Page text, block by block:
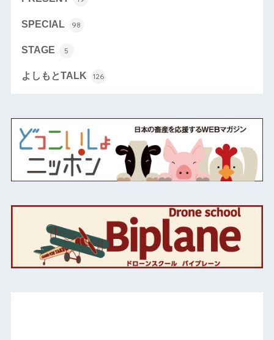
SPECIAL 98
STAGE 5
よしもとTALK 126